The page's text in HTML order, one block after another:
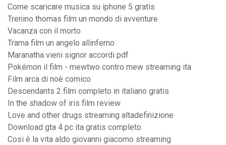
Come scaricare musica su iphone 5 gratis
Trenino thomas film un mondo di avventure
Vacanza con il morto
Trama film un angelo allinferno
Maranatha vieni signor accordi pdf
Pokémon il film - mewtwo contro mew streaming ita
Film arca di noè comico
Descendants 2 film completo in italiano gratis
In the shadow of iris film review
Love and other drugs streaming altadefinizione
Download gta 4 pc ita gratis completo
Cosi è la vita aldo giovanni giacomo streaming